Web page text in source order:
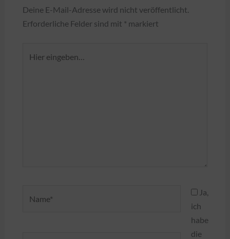
Deine E-Mail-Adresse wird nicht veröffentlicht.
Erforderliche Felder sind mit * markiert
eingeben…
Ja,
ich
habe
die